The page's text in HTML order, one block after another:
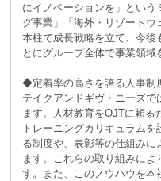
にイノベーションを」とい
グ事業」「海外・リゾート
本柱で成長戦略を立て、今後
とにグループ全体で事業領域
◆定着率の高さを誇る人事
テイクアンドギヴ・ニーズ
ます。人材教育をOJTに頼
トレーニングカリキュラム
る制度や、表彰等の仕組み
ます。これらの取り組みに
す。また、このノウハウを本